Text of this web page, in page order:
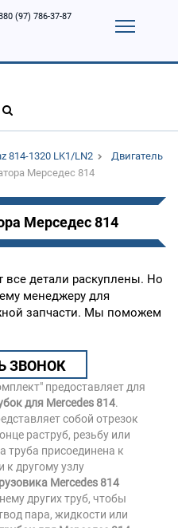
0)
Услуги
(97) 786-37-87
814-1320 LK1/LN2
Двигатель
Мерседес 814
Мерседес 814
детали раскуплены. Но
менеджеру для
запчасти. Мы поможем
ЗВОНОК
предоставляет для
для Mercedes 814.
собой отрезок
раструб, резьбу или
труба присоединена к
к другому узлу
Mercedes 814
других труб, чтобы
пара, жидкости или